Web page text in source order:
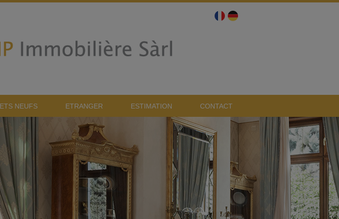
NEUFS ETRANGER ESTIMATION CONTACT